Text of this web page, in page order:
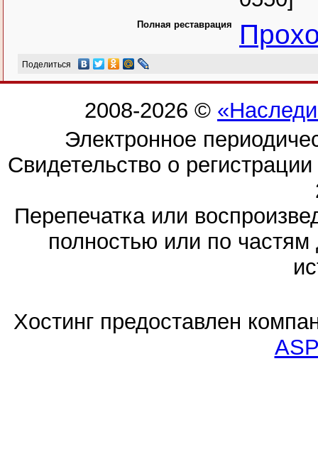
Полная реставрация
Поделиться
2008-2026 ©
Электронное
Свидетельство о
Перепечатка или
полностью или по частям
Хостинг предоставлен